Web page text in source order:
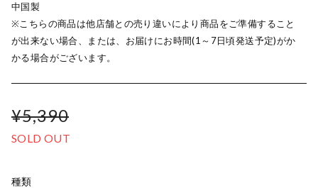
中国製
※こちらの商品は他店舗との売り違いにより商品をご準備すること
が出来ない場合、または、お届けにお時間(1～7日頃発送予定)がか
かる場合がございます。
¥5,390
SOLD OUT
種類